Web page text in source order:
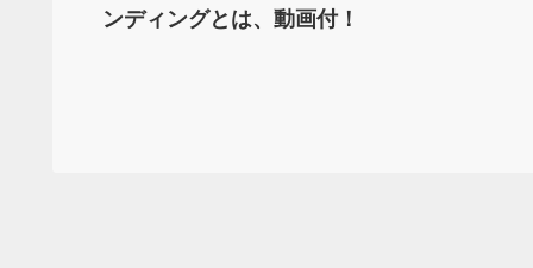
ンディングとは、動画付！